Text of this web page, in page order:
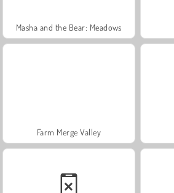
Masha and the Bear: Meadows
Farm Merge Valley